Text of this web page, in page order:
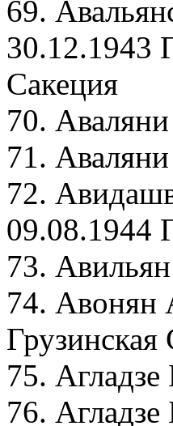
69.
30.12.1943
Сакеция
70.
71.
72.
09.08.1944
73.
74. Авонян
75.
76.